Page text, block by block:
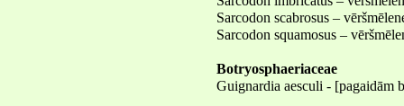
Sarcodon scabrosus –
Sarcodon squamosus –
Botryosphaeriaceae
Guignardia aesculi - [pagaidām